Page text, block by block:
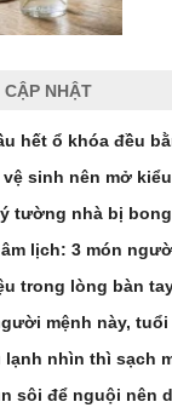
NHẬT
hết ổ khóa đều
vệ sinh nên mở
tường nhà bị
lịch: 3 món
trong lòng bàn
mệnh này,
lạnh nhìn thì sạch
sôi để nguội nên